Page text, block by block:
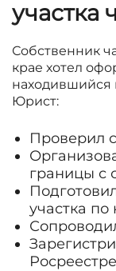
участка
Собственник
крае хотел
находившийся
Юрист:
Проверил
границы с
участка по